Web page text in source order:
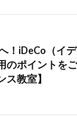
！iDeCo（イデ
のポイントを
教室】